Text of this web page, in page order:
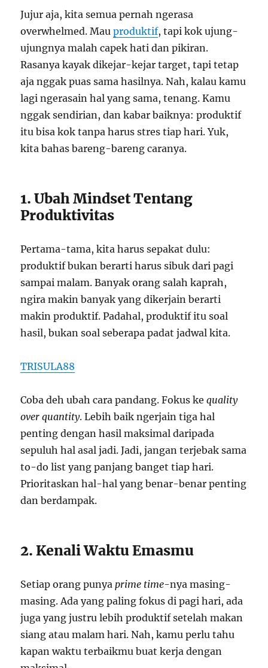
Jujur aja, kita semua pernah ngerasa
overwhelmed. Mauproduktif, tapi kok ujung-
ujungnya malah capek hati dan pikiran.
Rasanya kayak dikejar-kejar target, tapi tetap
aja nggak puas sama hasilnya. Nah, kalau kamu
lagi ngerasain hal yang sama, tenang. Kamu
nggak sendirian, dan kabar baiknya: produktif
itu bisa kok tanpa harus stres tiap hari. Yuk,
kita bahas bareng-bareng caranya.
1. Ubah Mindset Tentang
Produktivitas
Pertama-tama, kita harus sepakat dulu:
produktif bukan berarti harus sibuk dari pagi
sampai malam. Banyak orang salah kaprah,
ngira makin banyak yang dikerjain berarti
makin produktif. Padahal, produktif itu soal
hasil, bukan soal seberapa padat jadwal kita.
TRISULA88
Coba deh ubah cara pandang. Fokus kequality
over quantity. Lebih baik ngerjain tiga hal
penting dengan hasil maksimal daripada
sepuluh hal asal jadi. Jadi, jangan terjebak sama
to-do list yang panjang banget tiap hari.
Prioritaskan hal-hal yang benar-benar penting
dan berdampak.
2. Kenali Waktu Emasmu
Setiap orang punyaprime time-nya masing-
masing. Ada yang paling fokus di pagi hari, ada
juga yang justru lebih produktif setelah makan
siang atau malam hari. Nah, kamu perlu tahu
kapan waktu terbaikmu buat kerja dengan